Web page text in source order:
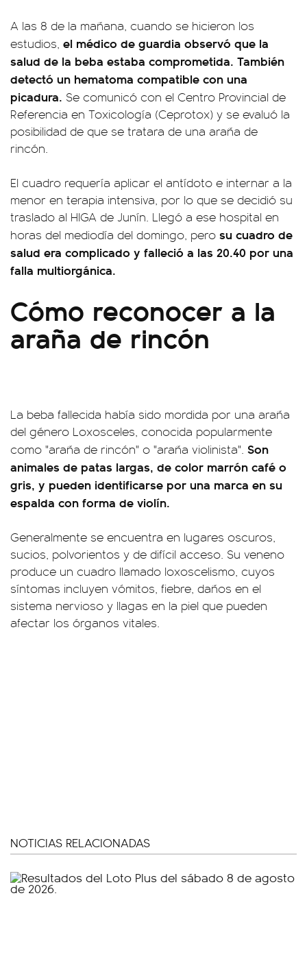
A las 8 de la mañana, cuando se hicieron los
estudios, el médico de guardia observó que la
salud de la beba estaba comprometida. También
detectó un hematoma compatible con una
picadura. Se comunicó con el Centro Provincial de
Referencia en Toxicología (Ceprotox) y se evaluó la
posibilidad de que se tratara de una araña de
rincón.
El cuadro requería aplicar el antídoto e internar a la
menor en terapia intensiva, por lo que se decidió su
traslado al HIGA de Junín. Llegó a ese hospital en
horas del mediodía del domingo, pero su cuadro de
salud era complicado y falleció a las 20.40 por una
falla multiorgánica.
Cómo reconocer a la
araña de rincón
La beba fallecida había sido mordida por una araña
del género Loxosceles, conocida popularmente
como "araña de rincón" o "araña violinista". Son
animales de patas largas, de color marrón café o
gris, y pueden identificarse por una marca en su
espalda con forma de violín.
Generalmente se encuentra en lugares oscuros,
sucios, polvorientos y de difícil acceso. Su veneno
produce un cuadro llamado loxoscelismo, cuyos
síntomas incluyen vómitos, fiebre, daños en el
sistema nervioso y llagas en la piel que pueden
afectar los órganos vitales.
NOTICIAS RELACIONADAS